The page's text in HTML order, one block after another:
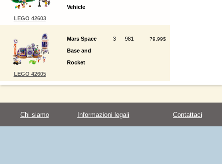
LEGO 42603
Vehicle
LEGO 42605
Mars Space
Base and
Rocket
3 981 79.99$
Chi siamo Informazioni legali Contattaci